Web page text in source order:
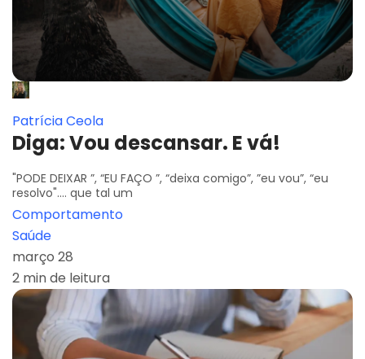
Patrícia Ceola
Diga: Vou descansar. E vá!
"PODE DEIXAR ”, “EU FAÇO ”, “deixa comigo”, ”eu vou”, “eu
resolvo".... que tal um
Comportamento
Saúde
março 28
2 min de leitura